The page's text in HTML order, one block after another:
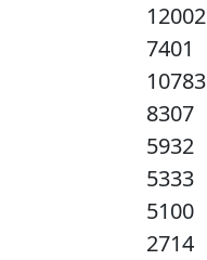
12002
7401
10783
8307
5932
5333
5100
2714